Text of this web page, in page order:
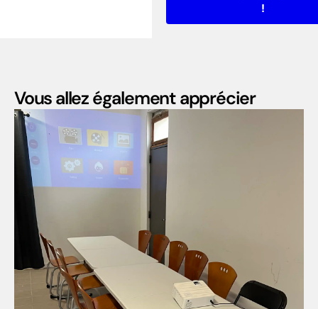
!
Vous allez également apprécier